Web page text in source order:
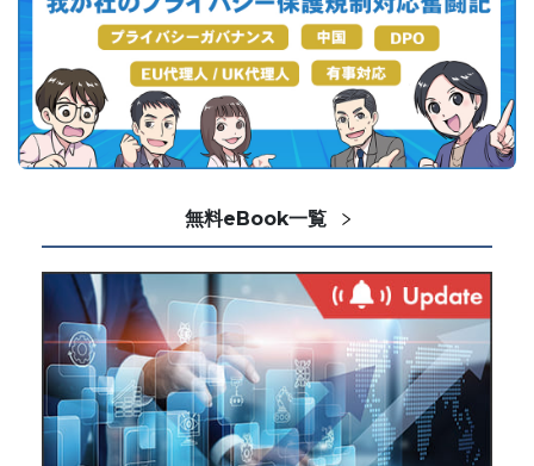
無料eBook一覧